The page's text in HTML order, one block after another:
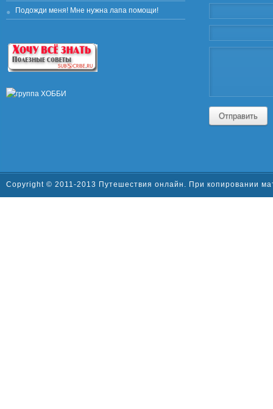
Подожди меня! Мне нужна лапа помощи!
Отправить
Copyright © 2011-2013 Путешествия онлайн. При копировании